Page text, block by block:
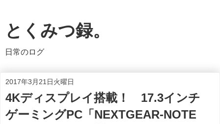
とくみつ録。
日常のログ
2017年3月21日火曜日
4Kディスプレイ搭載！ 17.3インチ
ゲーミングPC「NEXTGEAR-NOTE